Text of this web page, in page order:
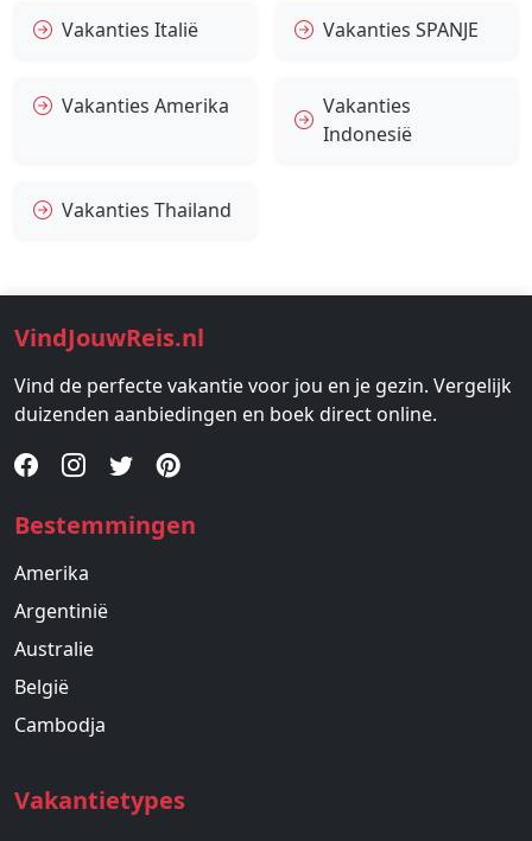
Vakanties Italië Vakanties SPANJE
Vakanties Amerika
Vakanties
Indonesië
Vakanties Thailand
VindJouwReis.nl
Vind de perfecte vakantie voor jou en je gezin. Vergelijk
duizenden aanbiedingen en boek direct online.
Bestemmingen
Amerika
Argentinië
Australie
België
Cambodja
Vakantietypes